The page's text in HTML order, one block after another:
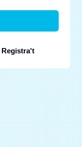
Registra't